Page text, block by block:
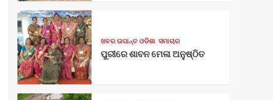
ଖବର ଉପାନ୍ତ ଓଡିଶା ସମାଚାର
ପୁରୀରେ ଶାବନ ମେଳା ଅନୁଷ୍ଠିତ